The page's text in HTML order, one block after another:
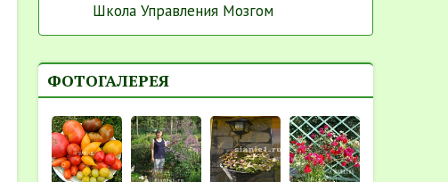
Школа Управления Мозгом
ФОТОГАЛЕРЕЯ